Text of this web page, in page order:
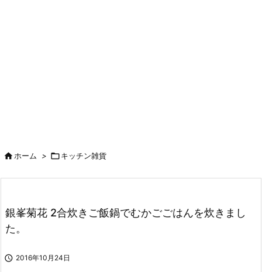
ホーム > キッチン雑貨
銀峯菊花 2合炊きご飯鍋でむかごごはんを炊きまし
た。
 2016年10月24日